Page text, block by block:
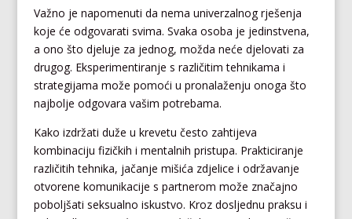
Važno je napomenuti da nema univerzalnog rješenja
koje će odgovarati svima. Svaka osoba je jedinstvena,
a ono što djeluje za jednog, možda neće djelovati za
drugog. Eksperimentiranje s različitim tehnikama i
strategijama može pomoći u pronalaženju onoga što
najbolje odgovara vašim potrebama.
Kako izdržati duže u krevetu često zahtijeva
kombinaciju fizičkih i mentalnih pristupa. Prakticiranje
različitih tehnika, jačanje mišića zdjelice i održavanje
otvorene komunikacije s partnerom može značajno
poboljšati seksualno iskustvo. Kroz dosljednu praksu i